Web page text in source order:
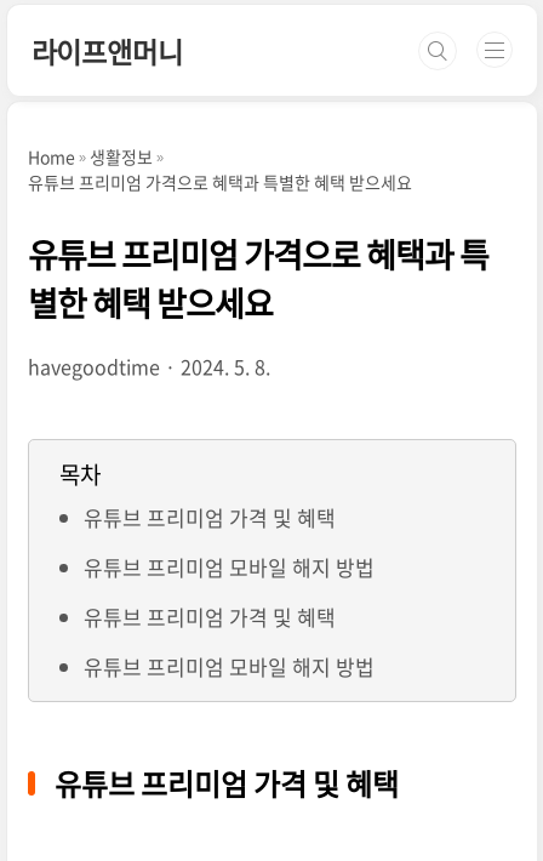
라이프앤머니
Home
생활정보
유튜브 프리미엄 가격으로 혜택과 특별한 혜택 받으세요
유튜브 프리미엄 가격으로 혜택과 특
별한 혜택 받으세요
havegoodtime 2024. 5. 8.
목차
유튜브 프리미엄 가격 및 혜택
유튜브 프리미엄 모바일 해지 방법
유튜브 프리미엄 가격 및 혜택
유튜브 프리미엄 모바일 해지 방법
유튜브 프리미엄 가격 및 혜택